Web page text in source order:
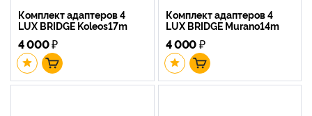
Комплект адаптеров 4
LUX BRIDGE Koleos17m
4 000₽
Комплект адаптеров 4
LUX BRIDGE Murano14m
4 000₽